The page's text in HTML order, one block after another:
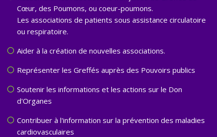
Cœur, des Poumons, ou coeur-poumons.
Les associations de patients sous assistance circulatoire
ou respiratoire.
Aider à la création de nouvelles associations.
Représenter les Greffés auprès des Pouvoirs publics
Soutenir les informations et les actions sur le Don
d'Organes
Contribuer à l'information sur la prévention des maladies
cardiovasculaires